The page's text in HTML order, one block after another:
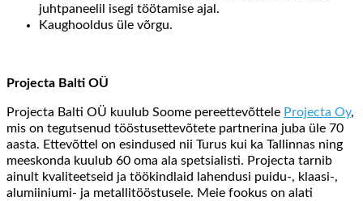
juhtpaneelil isegi töötamise ajal.
Kaughooldus üle võrgu.
Projecta Balti OÜ
Projecta Balti OÜ kuulub Soome pereettevõttele Projecta Oy,
mis on tegutsenud tööstusettevõtete partnerina juba üle 70
aasta. Ettevõttel on esindused nii Turus kui ka Tallinnas ning
meeskonda kuulub 60 oma ala spetsialisti. Projecta tarnib
ainult kvaliteetseid ja töökindlaid lahendusi puidu-, klaasi-,
alumiiniumi- ja metallitööstusele. Meie fookus on alati